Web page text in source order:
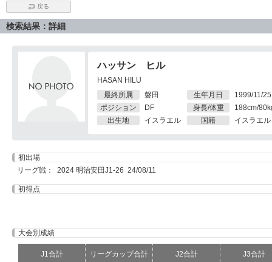
戻る
検索結果：詳細
ハッサン ヒル
HASAN HILU
最終所属
磐田
ポジション
DF
出生地
イスラエル
生年月日
1999/11/25
身長/体重
188cm/
国籍
イスラエル
初出場
リーグ戦： 2024 明治安田J1-26 24/08/11
初得点
大会別成績
J1合計 リーグカップ合計 J2合計
J3合計